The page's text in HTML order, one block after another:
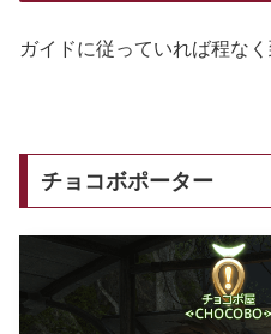
ガイドに従っていれば程なく
チョコボポーター